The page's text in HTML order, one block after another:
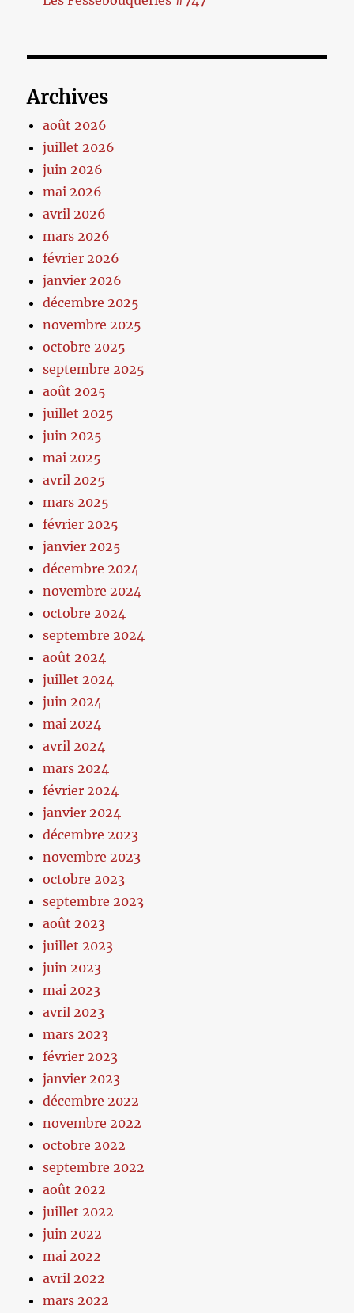
Archives
août 2026
juillet 2026
juin 2026
mai 2026
avril 2026
mars 2026
février 2026
janvier 2026
décembre 2025
novembre 2025
octobre 2025
septembre 2025
août 2025
juillet 2025
juin 2025
mai 2025
avril 2025
mars 2025
février 2025
janvier 2025
décembre 2024
novembre 2024
octobre 2024
septembre 2024
août 2024
juillet 2024
juin 2024
mai 2024
avril 2024
mars 2024
février 2024
janvier 2024
décembre 2023
novembre 2023
octobre 2023
septembre 2023
août 2023
juillet 2023
juin 2023
mai 2023
avril 2023
mars 2023
février 2023
janvier 2023
décembre 2022
novembre 2022
octobre 2022
septembre 2022
août 2022
juillet 2022
juin 2022
mai 2022
avril 2022
mars 2022